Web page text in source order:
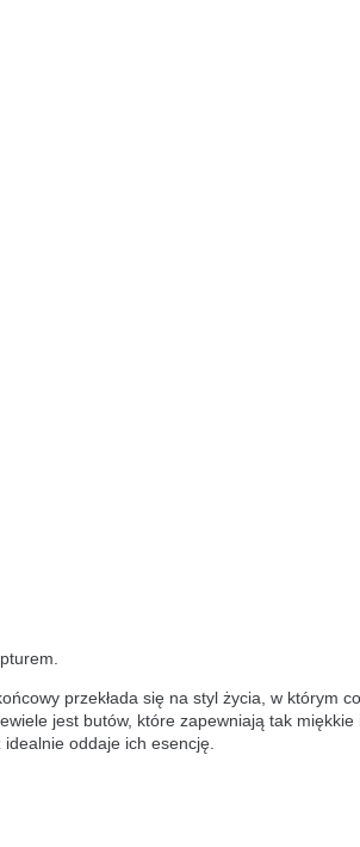
przekłada się na styl życia, w którym
jest butów, które zapewniają tak
oddaje ich esencję.